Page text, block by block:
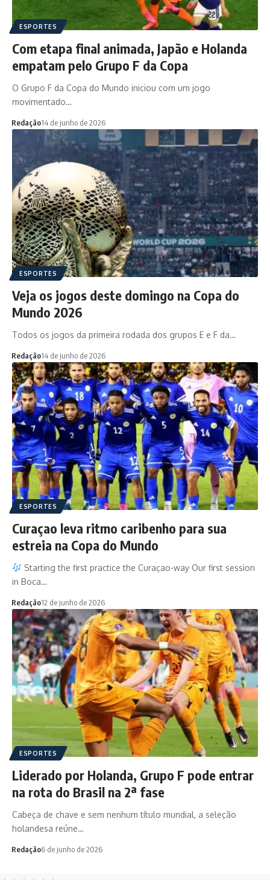
ESPORTES
Com etapa final animada, Japão e Holanda
empatam pelo Grupo F da Copa
O Grupo F da Copa do Mundo iniciou com um jogo
movimentado…
Redação14 de junho de 2026
ESPORTES
Veja os jogos deste domingo na Copa do
Mundo 2026
Todos os jogos da primeira rodada dos grupos E e F da…
Redação14 de junho de 2026
ESPORTES
Curaçao leva ritmo caribenho para sua
estreia na Copa do Mundo
Starting the first practice the Curaçao-way Our first session
in Boca…
Redação12 de junho de 2026
ESPORTES
Liderado por Holanda, Grupo F pode entrar
na rota do Brasil na 2ª fase
Cabeça de chave e sem nenhum título mundial, a seleção
holandesa reúne…
Redação6 de junho de 2026